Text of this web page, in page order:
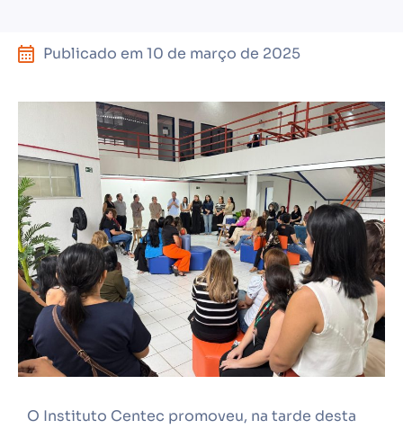
Publicado em 10 de março de 2025
O Instituto Centec promoveu, na tarde desta